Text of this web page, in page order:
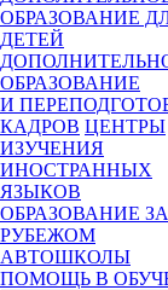
ОБРАЗОВАНИЕ
ДЕТЕЙ
ОБРАЗОВАНИЕ
И
КАДРОВ ЦЕНТРЫ
ИЗУЧЕНИЯ
ИНОСТРАННЫХ
ЯЗЫКОВ
ОБРАЗОВАНИЕ ЗА
РУБЕЖОМ
АВТОШКОЛЫ
ПОМОЩЬ В